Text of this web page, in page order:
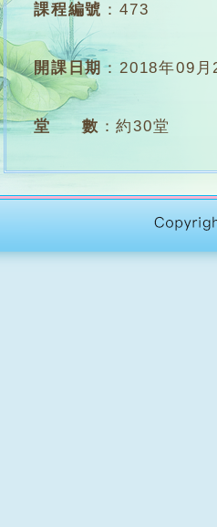
課程編號 ：473
開課日期 ：2018年09月
堂 數 ：約30堂